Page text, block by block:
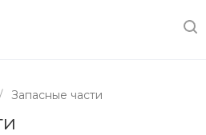
Запасные части